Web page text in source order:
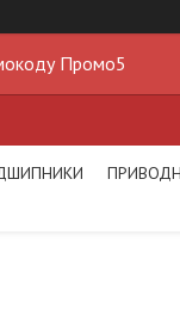
Промо5